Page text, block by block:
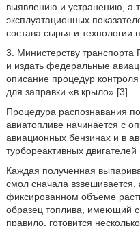
выявлению и устранению, а
эксплуатационных
состава сырья и технологии
3. Министерству транспорта
и издать федеральные
описание процедур контроля
для заправки «в крыло» [3].
Процедура распознавания
авиатопливе начинается с
авиационных бензинах и в
турбореактивных
Каждая полученная
смол сначала взвешивается,
фиксированном объеме
образец топлива, имеющий
правило, готовится